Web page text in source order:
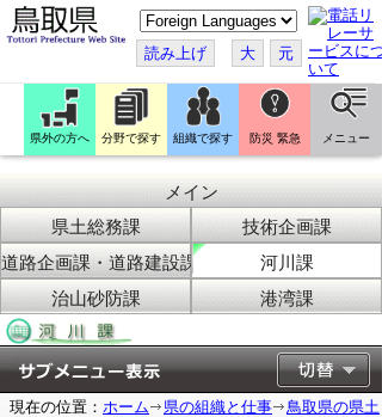
こ
の
ペ
ー
ジ
翻
訳
す
読み上げ 大 元
県外の方へ 分野で探す 組織で探す 防災 緊急 メニュー
メイン
県土総務課
技術企画課
道路企画課・道路建設課
河川課
治山砂防課
港湾課
現在の位置： ホーム 県の組織と仕事
鳥取県の県土